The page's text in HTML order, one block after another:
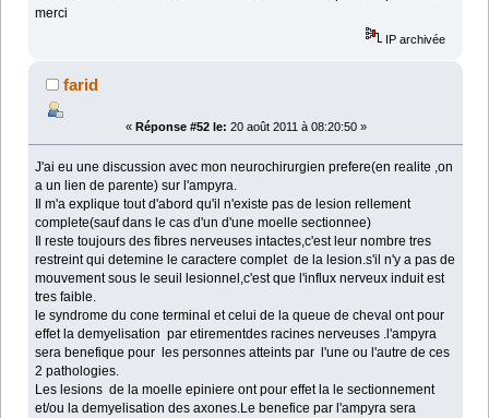
merci
IP archivée
farid
« Réponse #52 le: 20 août 2011 à 08:20:50 »
J'ai eu une discussion avec mon neurochirurgien prefere(en realite ,on
a un lien de parente) sur l'ampyra.
Il m'a explique tout d'abord qu'il n'existe pas de lesion rellement
complete(sauf dans le cas d'un d'une moelle sectionnee)
Il reste toujours des fibres nerveuses intactes,c'est leur nombre tres
restreint qui detemine le caractere complet de la lesion.s'il n'y a pas de
mouvement sous le seuil lesionnel,c'est que l'influx nerveux induit est
tres faible.
le syndrome du cone terminal et celui de la queue de cheval ont pour
effet la demyelisation par etirementdes racines nerveuses .l'ampyra
sera benefique pour les personnes atteints par l'une ou l'autre de ces
2 pathologies.
Les lesions de la moelle epiniere ont pour effet la le sectionnement
et/ou la demyelisation des axones.Le benefice par l'ampyra sera